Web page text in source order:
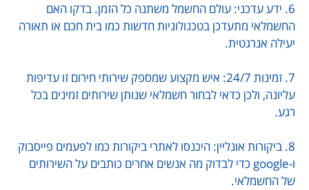
6. ידע עדכני: עולם החשמל משתנה כל הזמן. בדקו האם
החשמלאי מתעדכן בטכנולוגיות חדשות כמו בית חכם או תאורה
יעילה אנרגטית.
7. זמינות 24/7: איש מקצוע שמספק שירותי חירום זו עדיפות
עליונה, ולכן כדאי לבחור חשמלאי שנותן שירותים זמינים בכל
רגע.
8. ביקורות אונליין: היכנסו לאתרי ביקורות כמו לפעמים פייסבוק
ו-google כדי לבדוק מה אנשים אחרים כותבים על השירותים
של החשמלאי.